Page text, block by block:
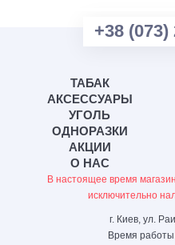
+38 (073)
ТАБАК
АКСЕССУАРЫ
УГОЛЬ
ОДНОРАЗКИ
АКЦИИ
О НАС
В настоящее время
исключительно
г. Киев, ул.
Время